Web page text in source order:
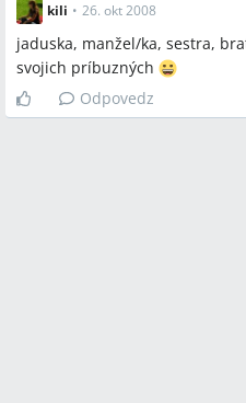
kili • 26. okt 2008
jaduska, manžel/ka, sestra,
svojich príbuzných
Odpovedz